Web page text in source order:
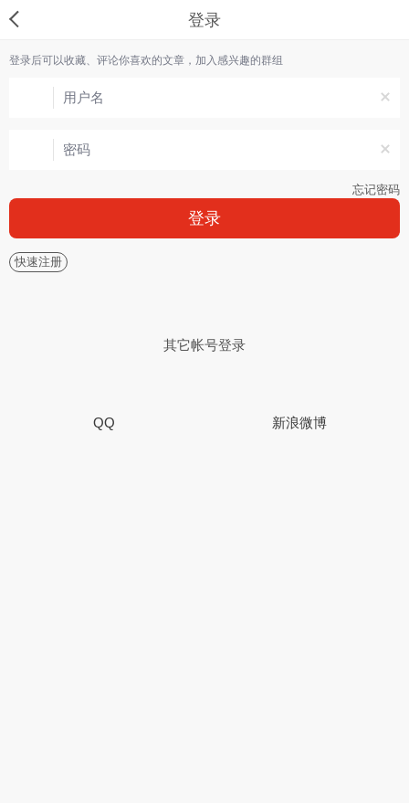
登录
登录后可以收藏、评论你喜欢的文章，加入感兴趣的群组
忘记密码
登录
快速注册
其它帐号登录
QQ 新浪微博